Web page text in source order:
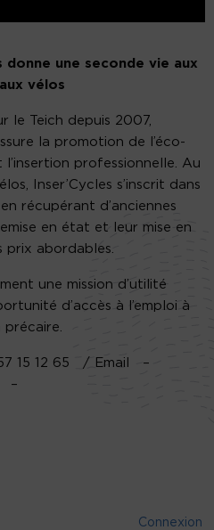
donne une seconde vie aux
vélos
le Teich depuis 2007,
la promotion de l’éco-
professionnelle. Au
Inser’Cycles s’inscrit dans
récupérant d’anciennes
en état et leur mise en
abordables.
une mission d’utilité
d’accès à l’emploi à
57 15 12 65 / Email –
–
Connexion